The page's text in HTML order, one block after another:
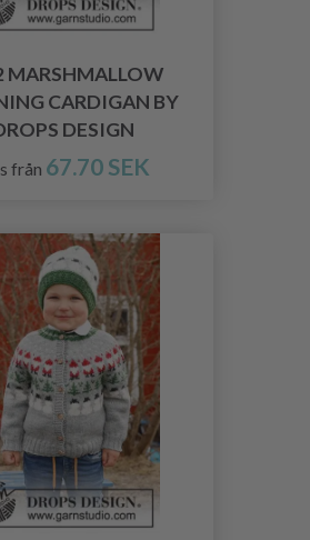
MARSHMALLOW
CARDIGAN BY
DESIGN
från 67.70 SEK